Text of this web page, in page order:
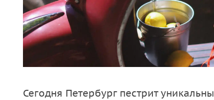
Сегодня Петербург пестрит